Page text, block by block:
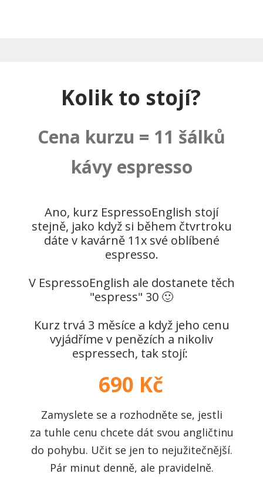
Kolik to stojí?
Cena kurzu = 11 šálků
kávy espresso
Ano, kurz EspressoEnglish stojí
stejně, jako když si během čtvrtroku
dáte v kavárně 11x své oblíbené
espresso.
V EspressoEnglish ale dostanete těch
"espress" 30 🙂
Kurz trvá 3 měsíce a když jeho cenu
vyjádříme v penězích a nikoliv
espressech, tak stojí:
690 Kč
Zamyslete se a rozhodněte se, jestli
za tuhle cenu chcete dát svou angličtinu
do pohybu. Učit se jen to nejužitečnější.
Pár minut denně, ale pravidelně.